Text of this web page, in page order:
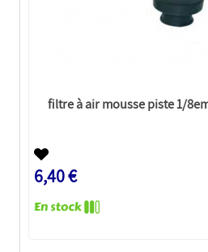
filtre à air mousse piste 1/
6,40 €